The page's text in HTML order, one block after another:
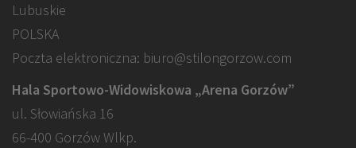
Lubuskie
POLSKA
Poczta elektroniczna: biuro@stilongorzow.com
Hala Sportowo-Widowiskowa „Arena Gorzów”
ul. Słowiańska 16
66-400 Gorzów Wlkp.